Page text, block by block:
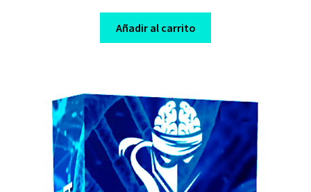
was:
$ 24,00.
is:
$ 8,00.
Añadir al carrito